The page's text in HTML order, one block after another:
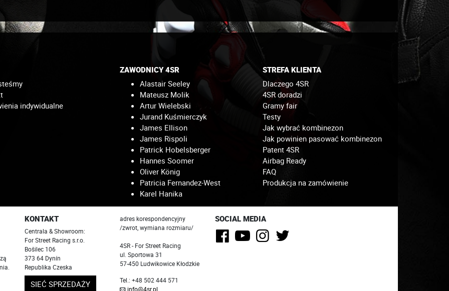
indywidualne
ZAWODNICY 4SR
Alastair Seeley
Mateusz Molik
Artur Wielebski
Jurand Kuśmierczyk
James Ellison
James Rispoli
Patrick Hobelsberger
Hannes Soomer
Oliver König
Patricia Fernandez-West
Karel Hanika
STREFA KLIENTA
Dlaczego 4SR
4SR doradzi
Gramy fair
Testy
Jak wybrać kombinezon
Jak powinien pasować kombinezon
Patent 4SR
Airbag Ready
FAQ
Produkcja na zamówienie
KONTAKT
Centrala & Showroom:
For Street Racing s.r.o.
Bošilec 106
373 64 Dynín
Republika Czeska
SIEĆ SPRZEDAŻY
adres korespondencyjny
/zwrot, wymiana rozmiaru/
4SR - For Street Racing
ul. Sportowa 31
57-450 Ludwikowice Kłodzkie
Tel.: +48 502 444 571
info@4sr.pl
SOCIAL MEDIA